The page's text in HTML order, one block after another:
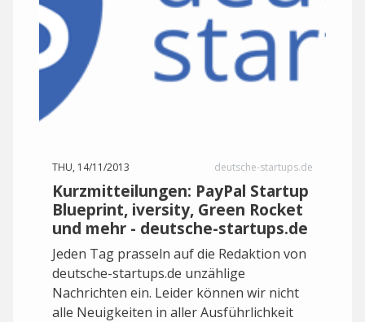
THU, 14/11/2013 deutsche-startups.de
Kurzmitteilungen: PayPal Startup
Blueprint, iversity, Green Rocket
und mehr - deutsche-startups.de
Jeden Tag prasseln auf die Redaktion von
deutsche-startups.de unzählige
Nachrichten ein. Leider können wir nicht
alle Neuigkeiten in aller Ausführlichkeit